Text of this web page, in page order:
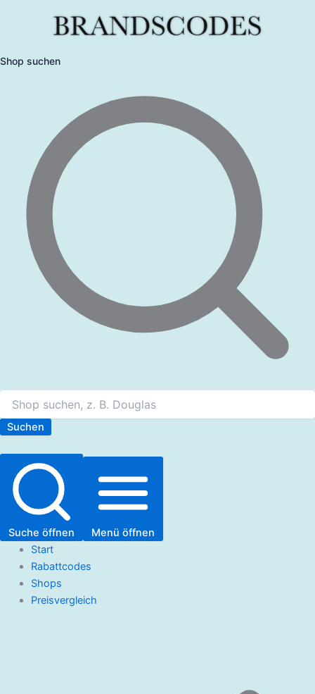
Shop suchen
Suchen
Suche öffnen
Menü öffnen
Start
Rabattcodes
Shops
Preisvergleich